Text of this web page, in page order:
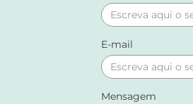
E-mail
Mensagem